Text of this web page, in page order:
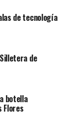
de tecnología
de
botella
Flores